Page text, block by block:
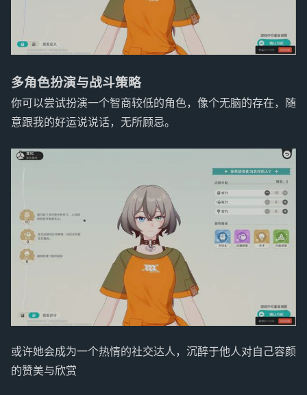
多角色扮演与战斗策略
你可以尝试扮演一个智商较低的角色，像个无脑的存在，随
意跟我的好运说说话，无所顾忌。
或许她会成为一个热情的社交达人，沉醉于他人对自己容颜
的赞美与欣赏